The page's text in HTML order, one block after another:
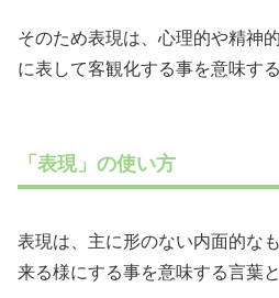
そのため表現は、心理的や精神
に表して客観化する事を意味する
「表現」の使い方
表現は、主に形のない内面的な
来る様にする事を意味する言葉